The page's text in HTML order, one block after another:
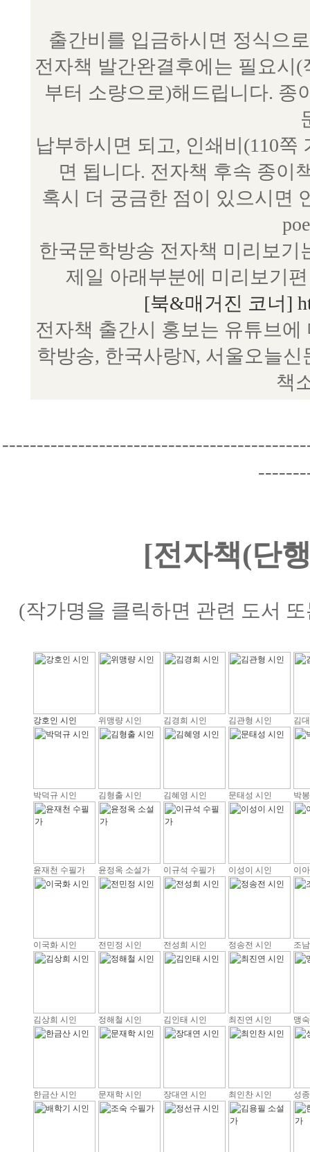
출간비를 입금하시면 정식으
전자책 발간완결후에는 필요시
부터 소량으로)해드립니다. 종
납부하시면 되고, 인쇄비(110
면 됩니다. 전자책 후속 종이
혹시 더 궁금한 점이 있으시면
한국문학방송 전자책 미리보
제일 아래부분에 미리보기
[북&매거진 코너]
전자책 출간시 홍보는 유튜브
학방송, 한국사랑N, 서울오늘
책
[전자책(단
(작가명을 클릭하면 관련 도서
강호인 시인 위맹량 시인 김경희 시인 김관형 시인 김
박덕규 시인 김형출 시인 김혜영 시인 문태성 시인 박
윤재천 수필가 윤정옥 소설가 이규석 수필가 이성이 시인 이
이국화 시인 전민정 시인 전성희 시인 정송전 시인 조
김상희 시인 정해철 시인 김인태 시인 최진연 시인 맹
한금산 시인 문재학 시인 장대연 시인 최인찬 시인 성